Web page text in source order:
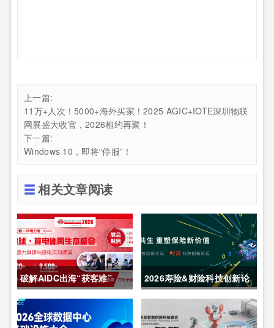
上一篇:
11万+人次！5000+海外买家！2025 AGIC+IOTE深圳物联
网展盛大收官，2026相约再聚！
下一篇:
Windows 10，即将“停服”！
相关文章阅读
破解AIDC出海“获客难”
CDCE2026数据中心展
以“算电协同”重构全球算力
2026寿险&财险科技创新论
坛圆满举办